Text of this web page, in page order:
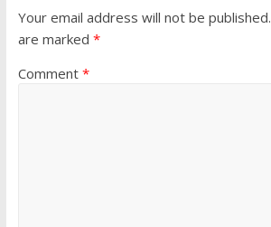
Your email address will not be published.
are marked *
Comment *